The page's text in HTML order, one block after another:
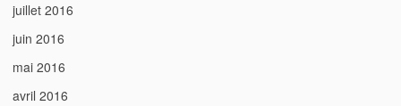
juillet 2016
juin 2016
mai 2016
avril 2016